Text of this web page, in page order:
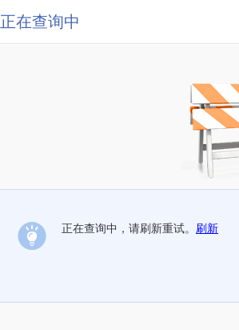
正在查询中
正在查询中，请刷新重试。 刷新